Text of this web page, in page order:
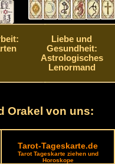
Liebe und
Gesundheit:
Astrologisches
Lenormand
Orakel von uns:
Tarot-Tageskarte.de
Tarot Tageskarte ziehen und
Horoskope